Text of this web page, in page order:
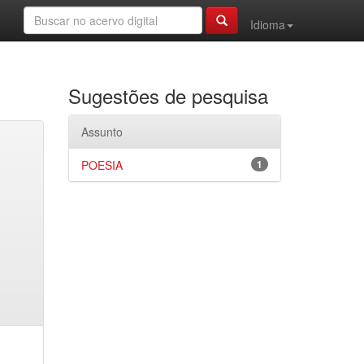
Idioma
Sugestões de pesquisa
Assunto
1
POESIA